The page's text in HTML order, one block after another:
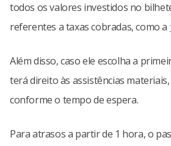
todos os valores investidos no
referentes a taxas cobradas, como a
Além disso, caso ele escolha a
terá direito às assistências
conforme o tempo de espera.
Para atrasos a partir de 1 hora, o